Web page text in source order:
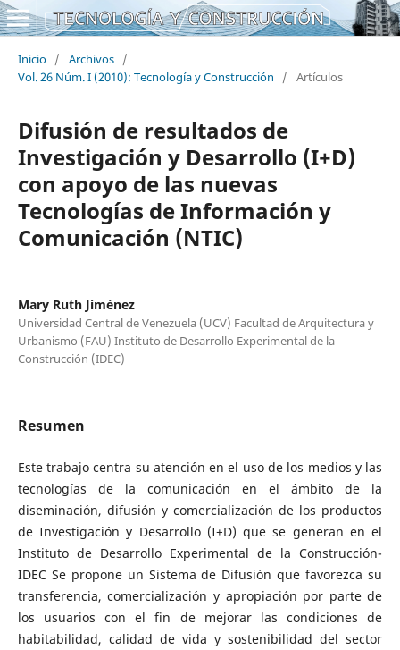
Inicio / Archivos /
Vol. 26 Núm. I (2010): Tecnología y Construcción
/ Artículos
Difusión de resultados de
Investigación y Desarrollo (I+D)
con apoyo de las nuevas
Tecnologías de Información y
Comunicación (NTIC)
Mary Ruth Jiménez
Universidad Central de Venezuela (UCV) Facultad de Arquitectura y
Urbanismo (FAU) Instituto de Desarrollo Experimental de la
Construcción (IDEC)
Resumen
Este trabajo centra su atención en el uso de los medios y las
tecnologías de la comunicación en el ámbito de la
diseminación, difusión y comercialización de los productos
de Investigación y Desarrollo (I+D) que se generan en el
Instituto de Desarrollo Experimental de la Construcción-
IDEC Se propone un Sistema de Difusión que favorezca su
transferencia, comercialización y apropiación por parte de
los usuarios con el fin de mejorar las condiciones de
habitabilidad, calidad de vida y sostenibilidad del sector